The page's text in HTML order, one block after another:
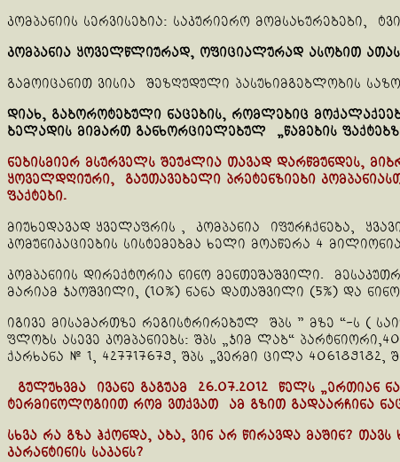
კომპანიის სერვისებია: საკურიერო მომსახურებები,
კომპანია ყოველწლიურად, ოფიციალურად ასობით ათას
გამოიცანით ვისია შეზღუდული პასუხიმგებლობის
დიახ, გაბოროტებული ნაცების, რომლებიც
ბელადის მიმართ განხორციელებულ „წამების
ნებისმიერ მსურველს შეუძლია თავად დარწმუნდეს,
ყოველდღიური, გაუთავებელი პრეტენზიები
ფაქტები.
მიუხედავად ყველაფრის , კომპანია იფურჩქნება,
კომუნიკაციების სისტემებმა ხელი მოაწერა 4
კომპანიის დირექტორია ნინო მენთეშაშვილი.
მარიამ ჯაოშვილი, (10%) ნანა დათაშვილი (5%) და
იგივე მისამართზე რეგისტრირებულ შპს ” მზე “-ს (
ფლობს ასევე კომპანიებს: შპს „ჯიმ ლაბ“
ქარხანა № 1, 427717679, შპს „ვერმი ცილა 406189182,
გულუხვმა ივანე გაგუამ 26.07.2012 წელს „ერთიან
ტერმინოლოგიით რომ ვთქვათ ამ გზით გადაარჩინა
სხვა რა გზა ჰქონდა, აბა, ვინ არ წირავდა მაშინ?
კარანტინის საკანს?